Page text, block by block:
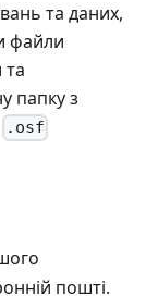
та даних,
файли
та
папку з
.osf
пошті.